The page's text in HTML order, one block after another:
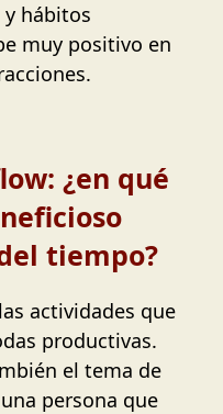
hábitos
muy positivo en
¿en qué
tiempo?
actividades que
productivas.
el tema de
persona que